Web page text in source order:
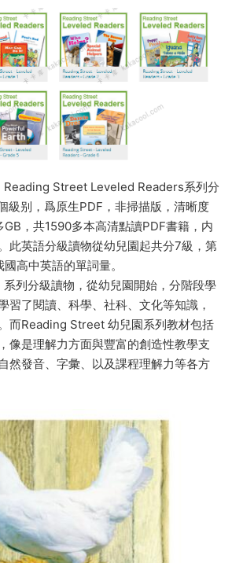
Reading Street Leveled Readers系列分
級别，爲原生PDF，非掃描版，清晰度
，共1590多本高清點讀PDF書籍，内
此英語分級讀物從幼兒園起共分7級，第
高中英語的單詞量。
系列分級讀物，從幼兒園開始，分階段學
習了閱讀、科學、社科、文化等知識，
而Reading Street 幼兒園系列教材包括
像是理解力方面與豐富的創造性教學支
然發音、字彙、以及課程理解力等各方